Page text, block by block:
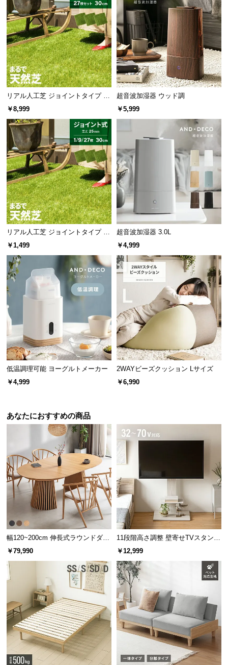
に
つ
い
て
会
員
規
約
に
つ
い
て
お
客
様
サ
ポ
ー
ト
お
ら
ブ
ロ
企
o.,
リアル人工芝 ジョイントタイプ 30
cm 27枚 芝丈25mm
￥8,999
超音波加湿器 ウッド調
￥5,999
リアル人工芝 ジョイントタイプ 30
cm 1/9/27枚 芝丈25mm
￥1,499
超音波加湿器 3.0L
￥4,999
低温調理可能 ヨーグルトメーカー
￥4,999
2WAYビーズクッション Lサイズ
￥6,990
あなたにおすすめの商品
幅120~200cm 伸長式ラウンドダイ
ニングテーブル 6人掛け 天然木突
板 美しい格子デザイン
￥79,990
11段階高さ調整 壁寄せTVスタンド
キャスター付き 上下左右角度調節
￥12,999